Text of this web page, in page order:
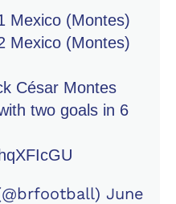
Mexico (Montes)
Mexico (Montes)
César Montes
two goals in 6
June